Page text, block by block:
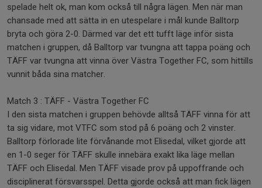
spelade helt ok, man kom också till några lägen. Men när man
chansade med att sätta in en utespelare i mål kunde Balltorp
bryta och göra 2-0. Därmed var det ett tufft läge inför sista
matchen i gruppen, då Balltorp var tvungna att tappa poäng och
TÄFF var tvungna att vinna över Västra Together FC, som hittills
vunnit båda sina matcher.
Match 3 : TÄFF - Västra Together FC
I den sista matchen i gruppen behövde alltså TÄFF vinna för att
ta sig vidare, mot VTFC som stod på 6 poäng och 2 vinster.
Balltorp förlorade lite förvånande mot Elisedal, vilket gjorde att
en 1-0 seger för TÄFF skulle innebära exakt lika läge mellan
TÄFF och Elisedal. Men TÄFF visade prov på uppoffrande och
disciplinerat försvarsspel. Detta gjorde också att man fick lägen